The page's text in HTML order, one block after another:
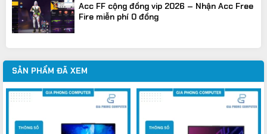
Acc FF cộng đồng vip 2026 – Nhận Acc Free
Fire miễn phí 0 đồng
SẢN PHẨM ĐÃ XEM